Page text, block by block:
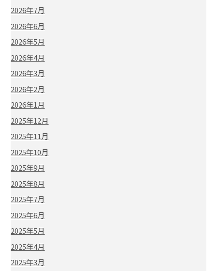
2026年7月
2026年6月
2026年5月
2026年4月
2026年3月
2026年2月
2026年1月
2025年12月
2025年11月
2025年10月
2025年9月
2025年8月
2025年7月
2025年6月
2025年5月
2025年4月
2025年3月